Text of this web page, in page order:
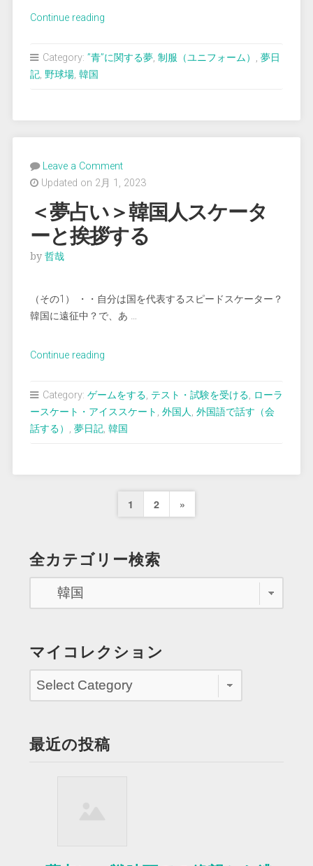
Continue reading“＜
国
の
球
場
代
表
ォ
ー
を
Category: ”青”に関する夢, 制服（ユニフォーム） , 夢日
記, 野球場, 韓国
Leave a Comment
Updated on 2月 1, 2023
＜夢占い＞韓国人スケータ
ーと挨拶する
by 哲哉
（その1） ・・自分は国を代表するスピードスケーター？
韓国に遠征中？で、あ …
Continue reading“＜
い
＞
人
ー
拶
Category: ゲームをする, テスト・試験を受ける, ローラ
ースケート・アイススケート , 外国人, 外国語で話す（会
話する） , 夢日記, 韓国
投
の
ペ
送
り
1 2
Next
»
全カテゴリー検索
マイコレクション
最近の投稿